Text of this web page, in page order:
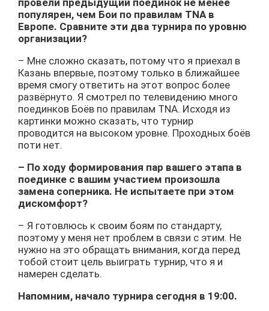
провели предыдущий поединок не менее
популярен, чем Бои по правилам TNA в
Европе. Сравните эти два турнира по уровню
организации?
– Мне сложно сказать, потому что я приехал в
Казань впервые, поэтому только в ближайшее
время смогу ответить на этот вопрос более
развёрнуто. Я смотрел по телевидению много
поединков Боёв по правилам TNA. Исходя из
картинки можно сказать, что турнир
проводится на высоком уровне. Проходных боёв
поти нет.
– По ходу формирования пар вашего этапа в
поединке с вашим участием произошла
замена соперника. Не испытаете при этом
дискомфорт?
– Я готовлюсь к своим боям по стандарту,
поэтому у меня нет проблем в связи с этим. Не
нужно на это обращать внимания, когда перед
тобой стоит цель выиграть турнир, что я и
намерен сделать.
Напомним, начало турнира сегодня в 19:00.